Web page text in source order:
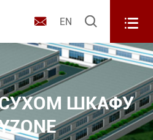
 EN  
ШКАФУ